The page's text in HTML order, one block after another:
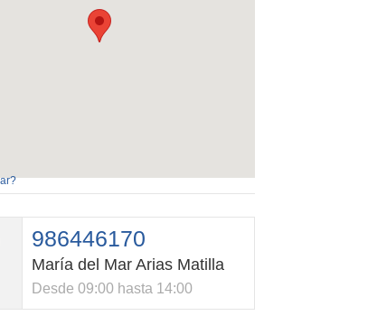
986446170
María del Mar Arias Matilla
Desde 09:00 hasta 14:00